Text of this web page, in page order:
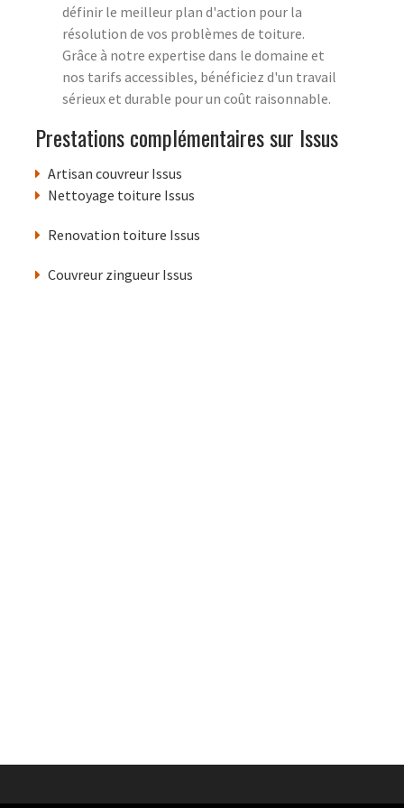
définir le meilleur plan d'action pour la
résolution de vos problèmes de toiture.
Grâce à notre expertise dans le domaine et
nos tarifs accessibles, bénéficiez d'un travail
sérieux et durable pour un coût raisonnable.
Prestations complémentaires sur Issus
Artisan couvreur Issus
Nettoyage toiture Issus
Renovation toiture Issus
Couvreur zingueur Issus